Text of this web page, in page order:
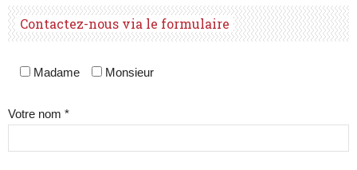
Contactez-nous via le formulaire
Madame Monsieur
Votre nom *